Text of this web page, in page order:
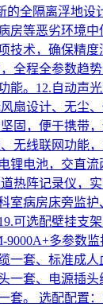
的全隔离浮地设
房等恶劣环境中
技术，确保精度
全程全参数趋
能。12.自动声
扇设计、无尘
固，便于携带
无线联网功能
锂电池，交直流
热阵记录仪，
室病房床旁监
可选配壁挂支
9000A+多参数
一套、标准成
一套、电源插头
套。 选配配置